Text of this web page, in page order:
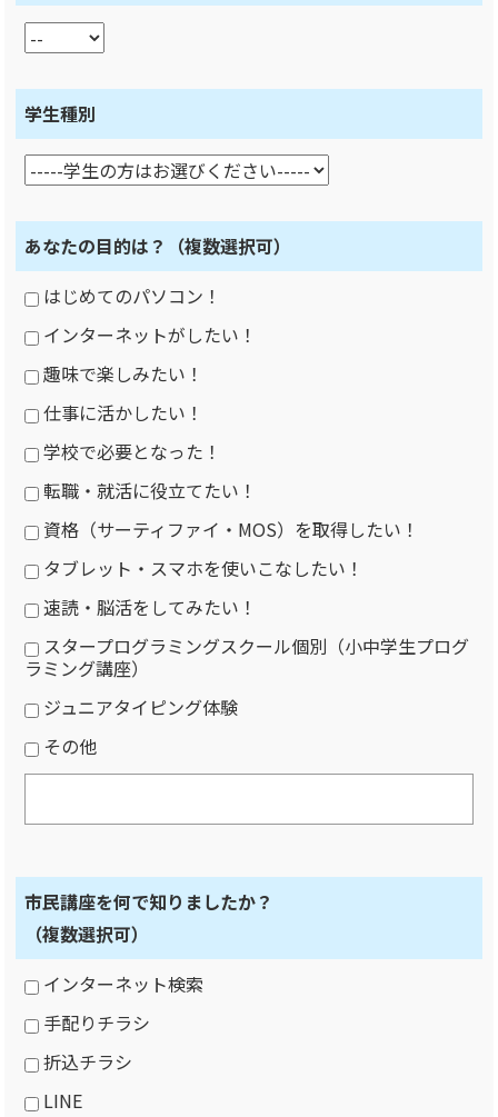
学生種別
あなたの目的は？
（複数選択可）
はじめてのパソコン！
インターネットがしたい！
趣味で楽しみたい！
仕事に活かしたい！
学校で必要となった！
転職・就活に役立てたい！
資格（サーティファイ・MOS）を取得したい！
タブレット・スマホを使いこなしたい！
速読・脳活をしてみたい！
スタープログラミングスクール個別（小中学生プログ
ラミング講座）
ジュニアタイピング体験
その他
市民講座を何で知りましたか？
（複数選択可）
インターネット検索
手配りチラシ
折込チラシ
LINE